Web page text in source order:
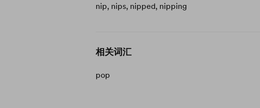
nip, nips, nipped, nipping
相关词汇
pop